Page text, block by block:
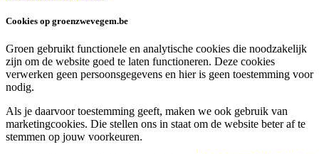
Cookies op groenzwevegem.be
Groen gebruikt functionele en analytische cookies die noodzakelijk
zijn om de website goed te laten functioneren. Deze cookies
verwerken geen persoonsgegevens en hier is geen toestemming voor
nodig.
Als je daarvoor toestemming geeft, maken we ook gebruik van
marketingcookies. Die stellen ons in staat om de website beter af te
stemmen op jouw voorkeuren.